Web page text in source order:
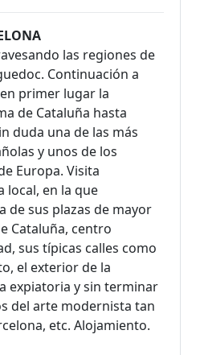
las regiones de
Continuación a
primer lugar la
de Cataluña hasta
duda una de las más
y unos de los
Europa. Visita
local, en la que
de sus plazas de mayor
Cataluña, centro
sus típicas calles como
el exterior de la
expiatoria y sin terminar
del arte modernista tan
etc. Alojamiento.